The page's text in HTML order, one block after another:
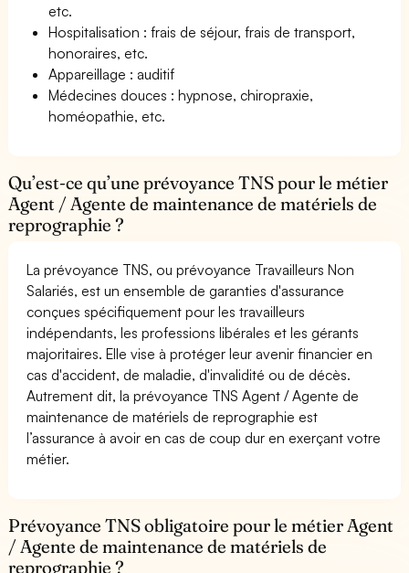
etc.
Hospitalisation : frais de séjour, frais de transport,
honoraires, etc.
Appareillage : auditif
Médecines douces : hypnose, chiropraxie,
homéopathie, etc.
Qu’est-ce qu’une prévoyance TNS pour le métier
Agent / Agente de maintenance de matériels de
reprographie ?
La prévoyance TNS, ou prévoyance Travailleurs Non
Salariés, est un ensemble de garanties d'assurance
conçues spécifiquement pour les travailleurs
indépendants, les professions libérales et les gérants
majoritaires. Elle vise à protéger leur avenir financier en
cas d'accident, de maladie, d'invalidité ou de décès.
Autrement dit, la prévoyance TNS Agent / Agente de
maintenance de matériels de reprographie est
l’assurance à avoir en cas de coup dur en exerçant votre
métier.
Prévoyance TNS obligatoire pour le métier Agent
/ Agente de maintenance de matériels de
reprographie ?